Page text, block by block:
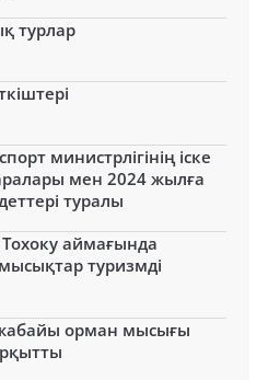
турлар
министрлігінің іске
мен 2024 жылға
туралы
аймағында
туризмді
орман мысығы